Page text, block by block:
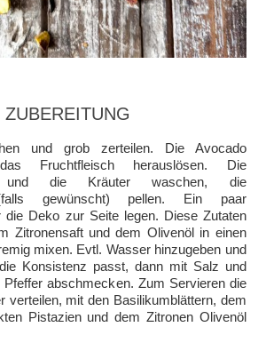
ZUBEREITUNG
und grob zerteilen. Die Avocado
Fruchtfleisch herauslösen. Die
und die Kräuter waschen, die
(falls gewünscht) pellen. Ein paar
die Deko zur Seite legen. Diese Zutaten
Zitronensaft und dem Olivenöl in einen
mixen. Evtl. Wasser hinzugeben und
Konsistenz passt, dann mit Salz und
abschmecken. Zum Servieren die
verteilen, mit den Basilikumblättern, dem
Pistazien und dem Zitronen Olivenöl